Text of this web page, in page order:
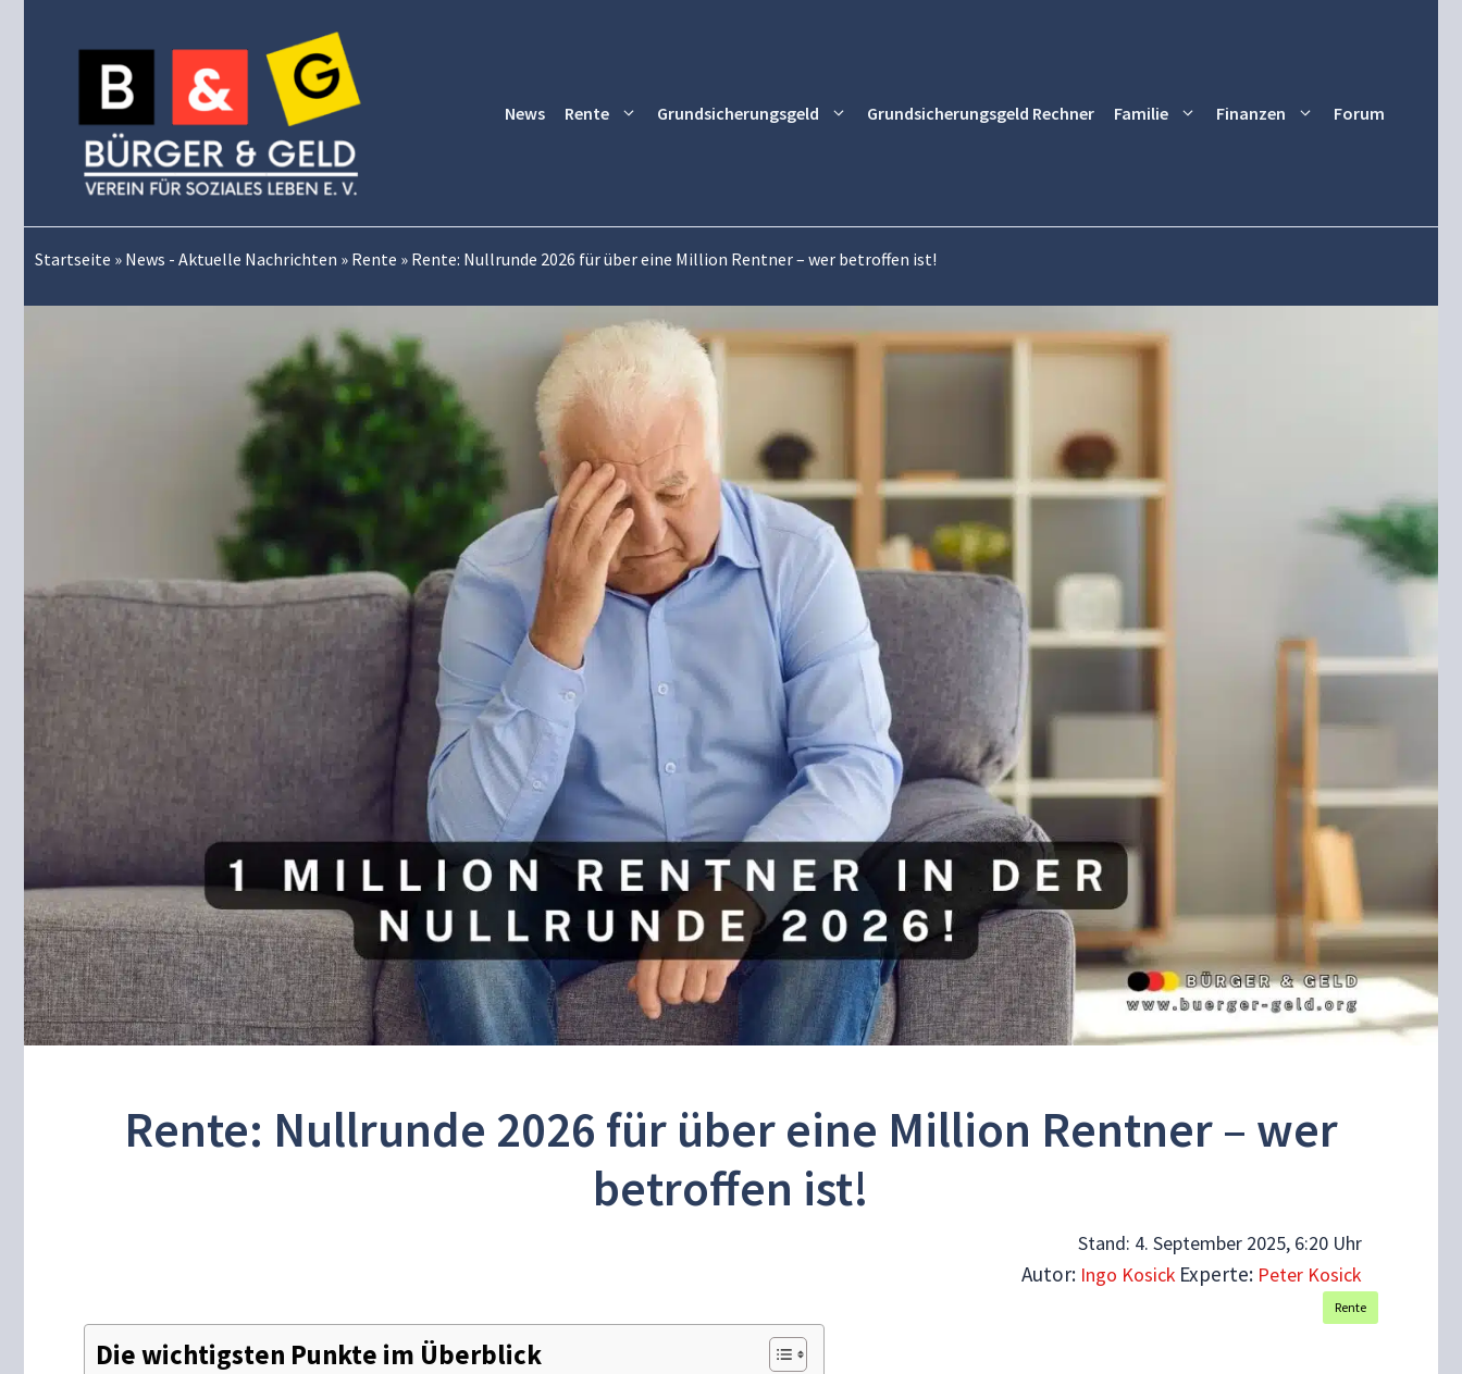
News Rente Grundsicherungsgeld Grundsicherungsgeld Rechner Familie Finanzen Forum
Startseite » News - Aktuelle Nachrichten » Rente » Rente: Nullrunde 2026 für über eine Million Rentner – wer betroffen ist!
Rente: Nullrunde 2026 für über eine Million Rentner – wer
betroffen ist!
Stand: 4. September 2025, 6:20 Uhr
Autor: Ingo Kosick Experte: Peter Kosick
Rente
Die wichtigsten Punkte im Überblick